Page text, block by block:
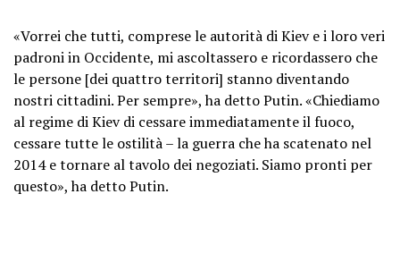
«Vorrei che tutti, comprese le autorità di Kiev e i loro veri
padroni in Occidente, mi ascoltassero e ricordassero che
le persone [dei quattro territori] stanno diventando
nostri cittadini. Per sempre», ha detto Putin. «Chiediamo
al regime di Kiev di cessare immediatamente il fuoco,
cessare tutte le ostilità – la guerra che ha scatenato nel
2014 e tornare al tavolo dei negoziati. Siamo pronti per
questo», ha detto Putin.